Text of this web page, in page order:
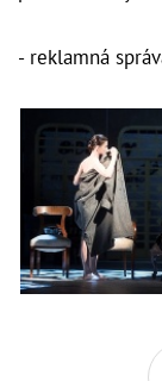
- reklamná